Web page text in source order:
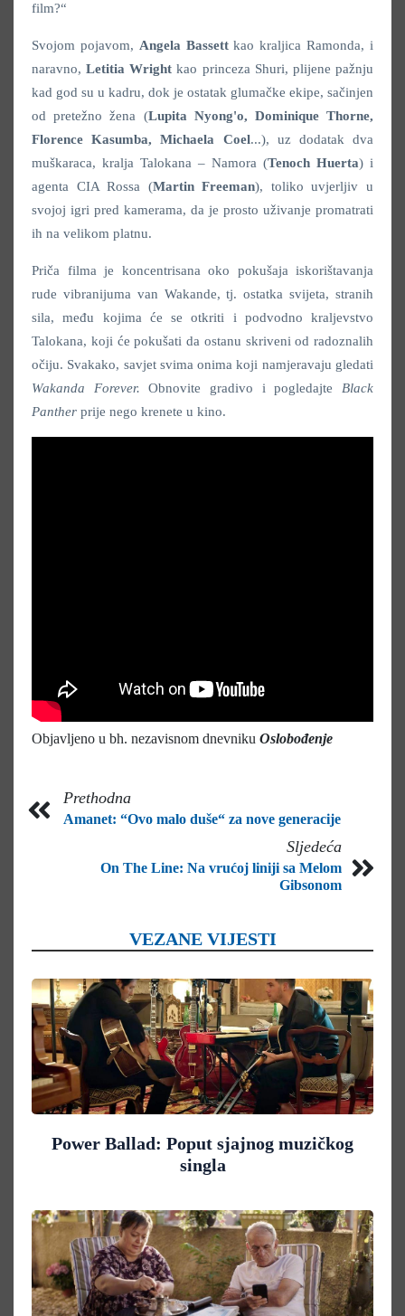
film?“
Svojom pojavom, Angela Bassettkao kraljica Ramonda, i
naravno,Letitia Wright kao princeza Shuri, plijene pažnju
kad god su u kadru, dok je ostatak glumačke ekipe, sačinjen
od pretežno žena (Lupita Nyong'o, Dominique Thorne,
Florence Kasumba, Michaela Coel...), uz dodatak dva
muškaraca, kralja Talokana – Namora (Tenoch Huerta) i
agenta CIA Rossa (Martin Freeman), toliko uvjerljiv u
svojoj igri pred kamerama, da je prosto uživanje promatrati
ih na velikom platnu.
Priča filma je koncentrisana oko pokušaja iskorištavanja
rude vibranijuma van Wakande, tj. ostatka svijeta, stranih
sila, među kojima će se otkriti i podvodno kraljevstvo
Talokana, koji će pokušati da ostanu skriveni od radoznalih
očiju. Svakako, savjet svima onima koji namjeravaju gledati
Wakanda Forever.Obnovite gradivo i pogledajte Black
Panther prije nego krenete u kino.
Objavljeno u bh. nezavisnom dnevniku Oslobođenje
Prethodna
Amanet: “Ovo malo duše“ za nove generacije
Sljedeća
On The Line: Na vrućoj liniji sa Melom
Gibsonom
VEZANE VIJESTI
Power Ballad: Poput sjajnog muzičkog
singla